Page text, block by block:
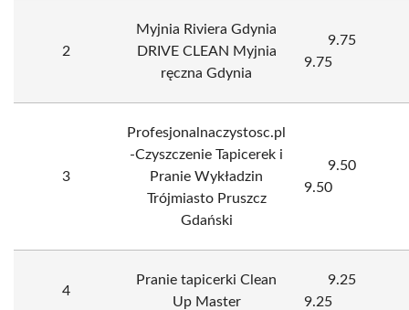
2
Myjnia Riviera Gdynia
DRIVE CLEAN Myjnia
ręczna Gdynia
9.75
9.75
3
Profesjonalnaczystosc.pl
-Czyszczenie Tapicerek i
Pranie Wykładzin
Trójmiasto Pruszcz
Gdański
9.50
9.50
4
Pranie tapicerki Clean
Up Master
9.25
9.25